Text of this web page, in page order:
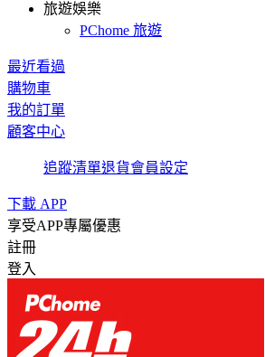
旅遊娛樂
PChome 旅遊
最近看過
購物車
我的訂單
顧客中心
追蹤清單退貨會員設定
下載 APP
享受APP專屬優惠
註冊
登入